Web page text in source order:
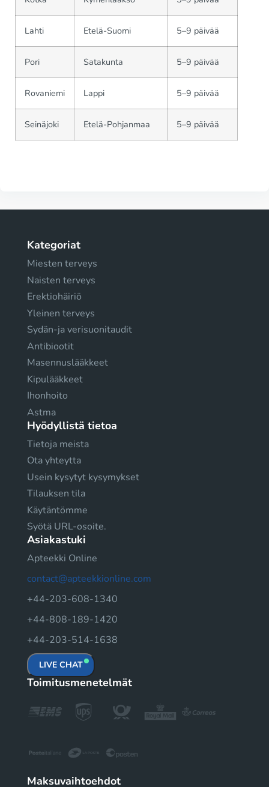
Lahti Etelä-Suomi 5–9 päivää
Pori Satakunta 5–9 päivää
Rovaniemi Lappi 5–9 päivää
Seinäjoki Etelä-Pohjanmaa 5–9 päivää
Kategoriat
Miesten terveys
Naisten terveys
Erektiohäiriö
Yleinen terveys
Sydän-ja verisuonitaudit
Antibiootit
Masennuslääkkeet
Kipulääkkeet
Ihonhoito
Astma
Hyödyllistä tietoa
Tietoja meista
Ota yhteytta
Usein kysytyt kysymykset
Tilauksen tila
Käytäntömme
Syötä URL-osoite.
Asiakastuki
Apteekki Online
contact@apteekkionline.com
+44-203-608-1340
+44-808-189-1420
+44-203-514-1638
LIVE CHAT
Toimitusmenetelmät
Maksuvaihtoehdot